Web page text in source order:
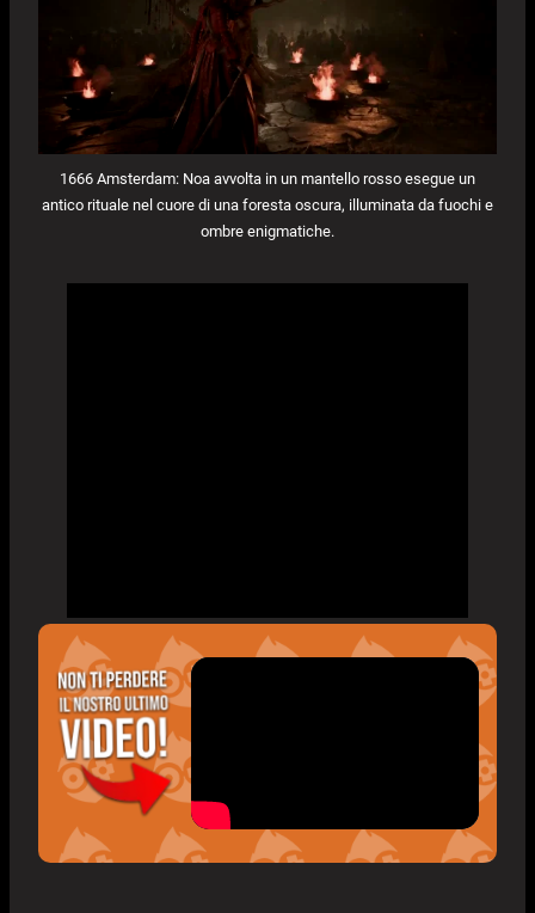
1666 Amsterdam: Noa avvolta in un mantello rosso esegue un
antico rituale nel cuore di una foresta oscura, illuminata da fuochi e
ombre enigmatiche.